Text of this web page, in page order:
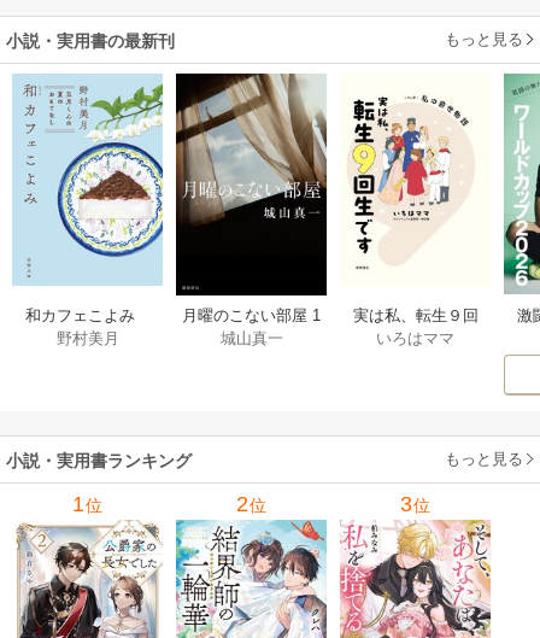
小説・実用書の最新刊 もっと見る
和カフェこよみ
五月くんの夏のお
野村美月
月曜のこない部屋 1
巻
城山真一
実は私、転生９回
生です マンガ
いろはママ
激
小説・実用書ランキング もっと見る
1位 2位 3位